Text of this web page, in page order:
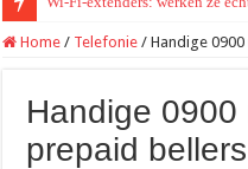
Home / Telefonie / Handige
Handige
prepaid